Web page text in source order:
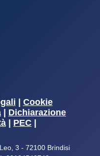
Cookie
Dichiarazione
PEC
3 - 72100 Brindisi